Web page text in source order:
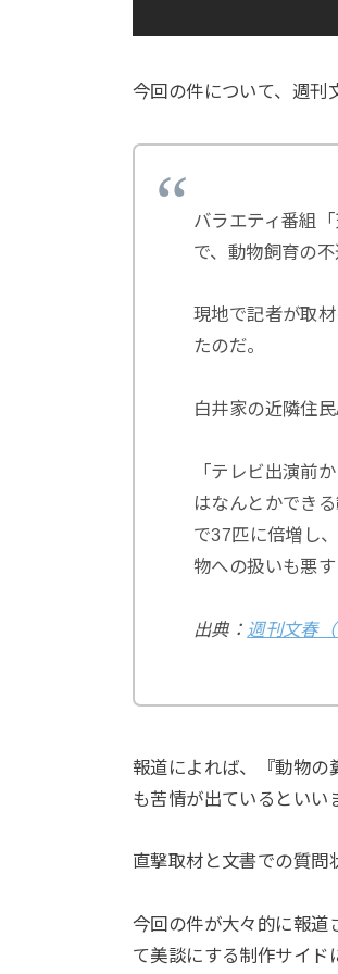
今回の件について、週刊
バラエティ番組
で、動物飼育の
現地で記者が取
たのだ。
白井家の近隣住民
「テレビ出演前
はなんとかでき
で37匹に倍増し
物への扱いも悪す
出典： 週刊文春（
報道によれば、『動物の
も苦情が出ているといい
直撃取材と文書での質問
今回の件が大々的に報道
て美談にする制作サイド